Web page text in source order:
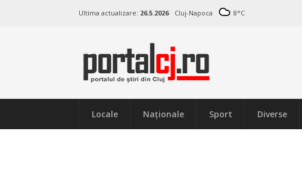
Ultima actualizare: 26.5.2026 Cluj-Napoca 8°C
Locale Naţionale Sport Diverse